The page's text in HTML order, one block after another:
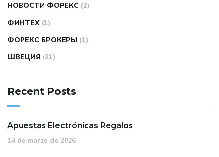
НОВОСТИ ФОРЕКС (2)
ФИНТЕХ (1)
ФОРЕКС БРОКЕРЫ (1)
ШВЕЦИЯ (21)
Recent Posts
Apuestas Electrónicas Regalos
14 de marzo de 2026